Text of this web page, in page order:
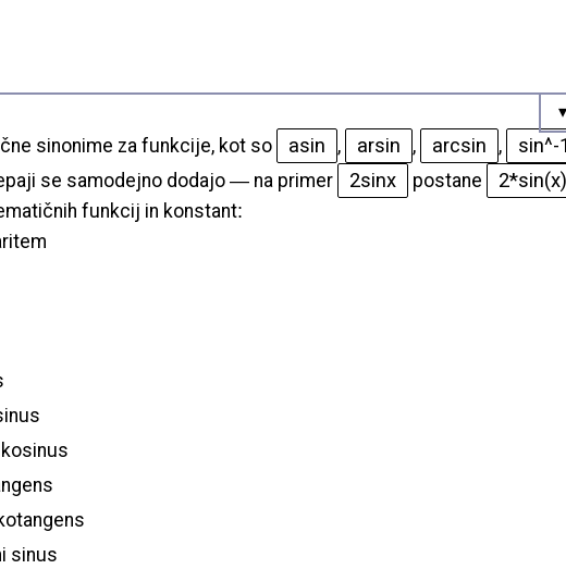
sinonime za funkcije, kot so asin , arsin , arcsin , sin^-
se samodejno dodajo — na primer 2sinx postane 2*sin(x)
funkcij in konstant:
sinus